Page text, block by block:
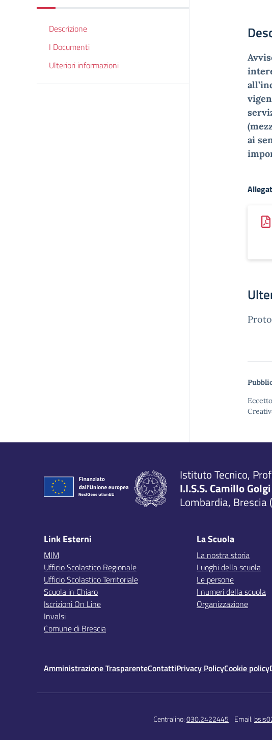
Descrizione
I Documenti
Ulteriori informazioni
ai
Istituto Tecnico,
I.I.S.S. Camillo Golgi
Lombardia, Brescia
Link Esterni
MIM
Ufficio Scolastico Regionale
Ufficio Scolastico Territoriale
Scuola in Chiaro
Iscrizioni On Line
Invalsi
Comune di Brescia
La Scuola
La nostra storia
Luoghi della scuola
Le persone
I numeri della scuola
Organizzazione
Amministrazione TrasparenteContattiPrivacy PolicyCookie policy
Centralino:030.2422445 Email: